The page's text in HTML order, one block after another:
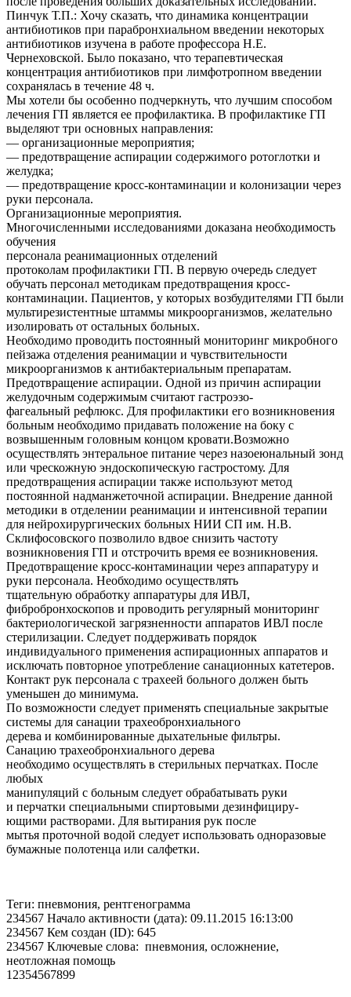
Пинчук Т.П.: Хочу сказать, что динамика концентрации
антибиотиков при парабронхиальном введении некоторых
антибиотиков изучена в работе профессора Н.Е.
Чернеховской. Было показано, что терапевтическая
концентрация антибиотиков при лимфотропном введении
сохранялась в течение 48 ч.
Мы хотели бы особенно подчеркнуть, что лучшим способом
лечения ГП является ее профилактика. В профилактике ГП
выделяют три основных направления:
— организационные мероприятия;
— предотвращение аспирации содержимого ротоглотки и
желудка;
— предотвращение кросс-контаминации и колонизации через
руки персонала.
Организационные мероприятия.
Многочисленными исследованиями доказана необходимость
обучения
персонала реанимационных отделений
протоколам профилактики ГП. В первую очередь следует
обучать персонал методикам предотвращения кросс-
контаминации. Пациентов, у которых возбудителями ГП были
мультирезистентные штаммы микроорганизмов, желательно
изолировать от остальных больных.
Необходимо проводить постоянный мониторинг микробного
пейзажа отделения реанимации и чувствительности
микроорганизмов к антибактериальным препаратам.
Предотвращение аспирации. Одной из причин аспирации
желудочным содержимым считают гастроэзо-
фагеальный рефлюкс. Для профилактики его возникновения
больным необходимо придавать положение на боку с
возвышенным головным концом кровати.Возможно
осуществлять энтеральное питание через назоеюнальный зонд
или чрескожную эндоскопическую гастростому. Для
предотвращения аспирации также используют метод
постоянной надманжеточной аспирации. Внедрение данной
методики в отделении реанимации и интенсивной терапии
для нейрохирургических больных НИИ СП им. Н.В.
Склифосовского позволило вдвое снизить частоту
возникновения ГП и отстрочить время ее возникновения.
Предотвращение кросс-контаминации через аппаратуру и
руки персонала. Необходимо осуществлять
тщательную обработку аппаратуры для ИВЛ,
фибробронхоскопов и проводить регулярный мониторинг
бактериологической загрязненности аппаратов ИВЛ после
стерилизации. Следует поддерживать порядок
индивидуального применения аспирационных аппаратов и
исключать повторное употребление санационных катетеров.
Контакт рук персонала с трахеей больного должен быть
уменьшен до минимума.
По возможности следует применять специальные закрытые
системы для санации трахеобронхиального
дерева и комбинированные дыхательные фильтры.
Санацию трахеобронхиального дерева
необходимо осуществлять в стерильных перчатках. После
любых
манипуляций с больным следует обрабатывать руки
и перчатки специальными спиртовыми дезинфициру-
ющими растворами. Для вытирания рук после
мытья проточной водой следует использовать одноразовые
бумажные полотенца или салфетки.
Теги: пневмония, рентгенограмма
234567 Начало активности (дата): 09.11.2015 16:13:00
234567 Кем создан (ID): 645
234567 Ключевые слова: пневмония, осложнение,
неотложная помощь
12354567899